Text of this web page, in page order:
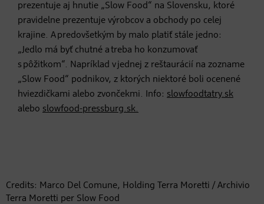
prezentuje aj hnutie „Slow Food“ na Slovensku, ktoré
pravidelne prezentuje výrobcov a obchody po celej
krajine. A predovšetkým by malo platiť stále jedno:
„Jedlo má byť chutné a treba ho konzumovať
s pôžitkom“. Napríklad v jednej z reštaurácií na zozname
„Slow Food“ podnikov, z ktorých niektoré boli ocenené
hviezdičkami alebo zvončekmi. Info: slowfoodtatry.sk
alebo slowfood-pressburg.sk.
Credits: Marco Del Comune, Holding Terra Moretti / Archivio
Terra Moretti per Slow Food